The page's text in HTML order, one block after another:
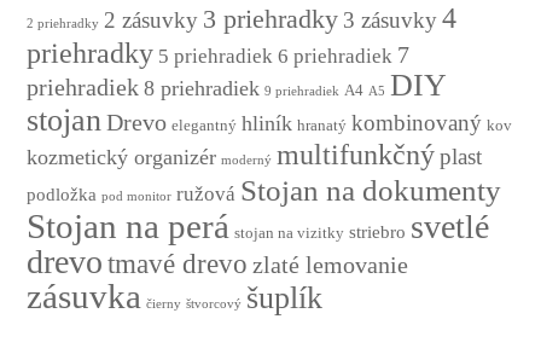
2 priehradky 2 zásuvky 3 priehradky 3 zásuvky 4
priehradky 5 priehradiek 6 priehradiek 7
priehradiek 8 priehradiek 9 priehradiek A4 A5 DIY
stojan Drevo elegantný hliník hranatý kombinovaný kov
kozmetický organizér moderný multifunkčný plast
podložka pod monitor ružová Stojan na dokumenty
Stojan na perá stojan na vizitky striebro svetlé
drevo tmavé drevo zlaté lemovanie
zásuvka čierny štvorcový šuplík